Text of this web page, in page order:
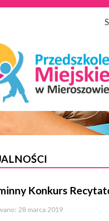
Konkurs
28 marca 2019